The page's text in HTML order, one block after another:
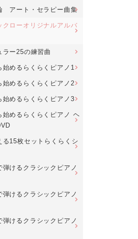
アート・セラピー曲集
クローオリジナルアルバ
ラー25の練習曲
始めるらくらくピアノ1
始めるらくらくピアノ2
始めるらくらくピアノ3
始めるらくらくピアノ ヘ
る15枚セットらくらくシ
弾けるクラシックピアノ
弾けるクラシックピアノ
弾けるクラシックピアノ